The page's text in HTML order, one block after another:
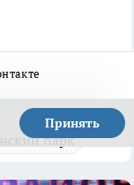
Принять
парк